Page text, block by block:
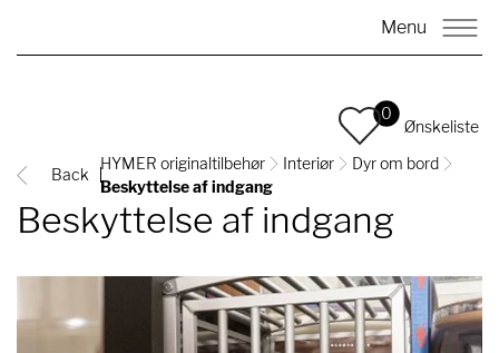
Menu
0
Ønskeliste
Back
HYMER originaltilbehør Interiør
Dyr om bord
Beskyttelse af indgang
Beskyttelse af indgang